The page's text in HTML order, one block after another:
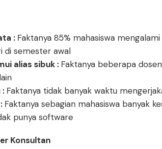
: Faktanya 85% mahasiswa
di semester awal
alias sibuk : Faktanya beberapa
: Faktanya tidak banyak waktu
Faktanya sebagian mahasiswa banyak
punya software
Konsultan